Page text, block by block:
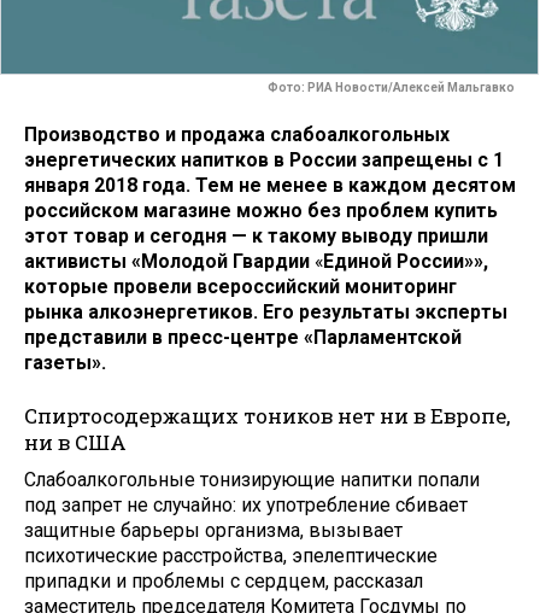
Фото: РИА Новости/Алексей Мальгавко
Производство и продажа слабоалкогольных
энергетических напитков в России запрещены с 1
января 2018 года. Тем не менее в каждом десятом
российском магазине можно без проблем купить
этот товар и сегодня — к такому выводу пришли
активисты «Молодой Гвардии «Единой России»»,
которые провели всероссийский мониторинг
рынка алкоэнергетиков. Его результаты эксперты
представили в пресс-центре «Парламентской
газеты».
Спиртосодержащих тоников нет ни в Европе,
ни в США
Слабоалкогольные тонизирующие напитки попали
под запрет не случайно: их употребление сбивает
защитные барьеры организма, вызывает
психотические расстройства, эпелептические
припадки и проблемы с сердцем, рассказал
заместитель председателя Комитета Госдумы по